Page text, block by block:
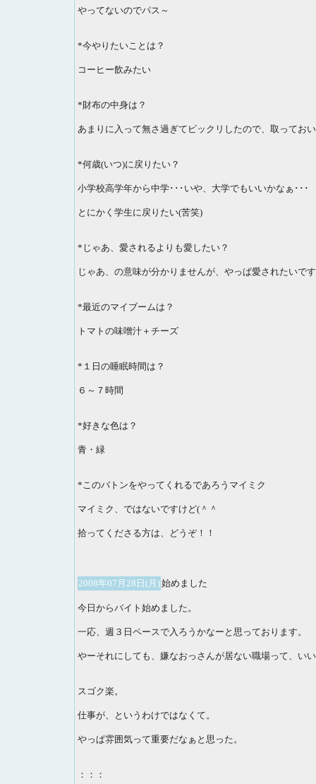
やってないのでパス～
*今やりたいことは？
コーヒー飲みたい
*財布の中身は？
あまりに入って無さ過ぎてビックリしたので、取ってお
*何歳(いつ)に戻りたい？
小学校高学年から中学･･･いや、大学でもいいかなぁ･･･
とにかく学生に戻りたい(苦笑)
*じゃあ、愛されるよりも愛したい？
じゃあ、の意味が分かりませんが、やっぱ愛されたいで
*最近のマイブームは？
トマトの味噌汁＋チーズ
*１日の睡眠時間は？
６～７時間
*好きな色は？
青・緑
*このバトンをやってくれるであろうマイミク
マイミク、ではないですけど(＾＾ゞ
拾ってくださる方は、どうぞ！！
2008年07月28日(月)始めました
今日からバイト始めました。
一応、週３日ペースで入ろうかなーと思っております。
やーそれにしても、嫌なおっさんが居ない職場って、い
スゴク楽。
仕事が、というわけではなくて。
やっぱ雰囲気って重要だなぁと思った。
：：：